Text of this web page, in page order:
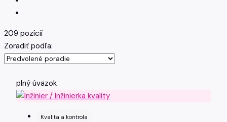
209 pozícií
Zoradiť podľa:
plný úväzok
Kvalita a kontrola